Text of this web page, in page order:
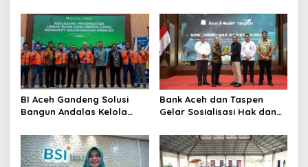
Keberkahan Bagi Aceh
Bersama Danantara
BI Aceh Gandeng Solusi
Bangun Andalas Kelola
Ramah Lingkungan
Bank Aceh dan Taspen
Gelar Sosialisasi Hak dan
Pintar bagi PNS Menjelang
Pensiun